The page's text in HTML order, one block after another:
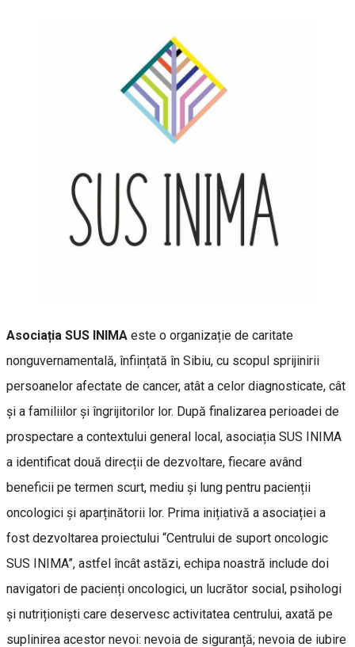
Asociația SUS INIMA este o organizație de caritate
nonguvernamentală, înființată în Sibiu, cu scopul sprijinirii
persoanelor afectate de cancer, atât a celor diagnosticate, cât
și a familiilor și îngrijitorilor lor. După finalizarea perioadei de
prospectare a contextului general local, asociația SUS INIMA
a identificat două direcții de dezvoltare, fiecare având
beneficii pe termen scurt, mediu și lung pentru pacienții
oncologici și aparținătorii lor. Prima inițiativă a asociației a
fost dezvoltarea proiectului “Centrului de suport oncologic
SUS INIMA”, astfel încât astăzi, echipa noastră include doi
navigatori de pacienți oncologici, un lucrător social, psihologi
și nutriționiști care deservesc activitatea centrului, axată pe
suplinirea acestor nevoi: nevoia de siguranță; nevoia de iubire